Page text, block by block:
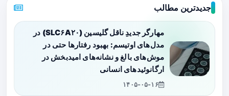
جدیدترین مطالب
مهارگر جدیدِ ناقل گلیسین (SLC۶A۲۰) در
مدل‌های اوتیسم: بهبود رفتارها حتی در
موش‌های بالغ و نشانه‌های امیدبخش در
ارگانوئیدهای انسانی
۱۴۰۵-۰۵-۱۶